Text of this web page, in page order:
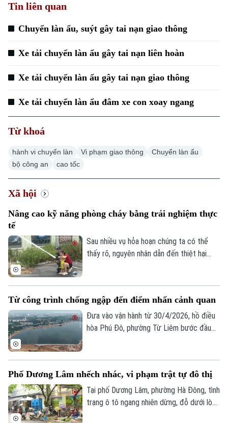
Tin liên quan
Chuyển làn ẩu, suýt gây tai nạn giao thông
Xe tải chuyển làn ẩu gây tai nạn liên hoàn
Xe tải chuyển làn ẩu gây tai nạn giao thông
Xe tải chuyển làn ẩu đâm xe con xoay ngang
Từ khoá
hành vi chuyển làn Vi phạm giao thông
Chuyển làn ẩu
bộ công an
cao tốc
Xã hội
Nâng cao kỹ năng phòng cháy bằng trải nghiệm thực
tế
Sau nhiều vụ hỏa hoạn chúng ta có thể
thấy rõ, nguyên nhân dẫn đến thiệt hại
trên địa bàn Hà Nội đang đổi mới cách
tuyên truyền phòng cháy, chữa cháy, từ
nghe phổ biến sang trực tiếp trải nghiệm,
Từ công trình chống ngập đến điểm nhấn cảnh quan
Đưa vào vận hành từ 30/4/2026, hồ điều
hòa Phú Đô, phường Từ Liêm bước đầu
Phố Dương Lâm nhếch nhác, vi phạm trật tự đô thị
Tại phố Dương Lâm, phường Hà Đông, tình
trạng ô tô ngang nhiên dừng, đỗ dưới lòng